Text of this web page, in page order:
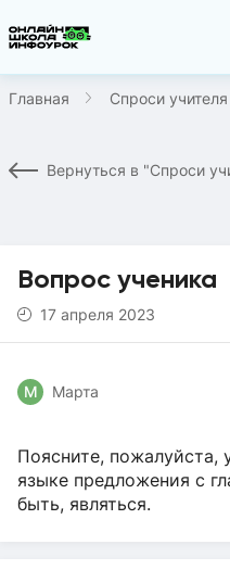
Главная Спроси учителя
Вернуться в "Спроси
Вопрос ученика
17 апреля 2023
М Марта
Поясните, пожалуйста,
языке предложения с
быть, являться.